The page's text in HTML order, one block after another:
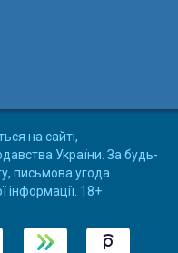
на сайті,
України. За будь-
письмова угода
інформації. 18+